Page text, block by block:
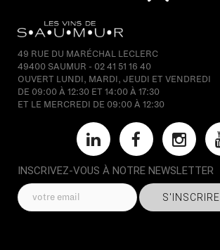
49 RUE DU MARÉCHAL LECLERC
49400 SAUMUR - 02 41 51 16 40
OUVERT LUNDI, MARDI, JEUDI ET VENDREDI
DE 09:00 À 12:30 ET 14:00 À 17:30
ET LE MERCREDI DE 09:00 À 12:30
INSCRIVEZ-VOUS À NOTRE NEWSLETTER
S'INSCRIRE